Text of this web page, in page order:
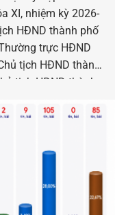
XI, nhiệm kỳ 2026-
HĐND thành phố
trực HĐND
tịch HĐND thành
tịch HĐND thành